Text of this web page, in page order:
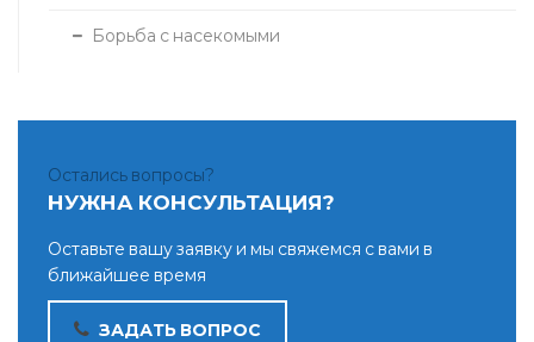
Борьба с насекомыми
Остались вопросы?
НУЖНА КОНСУЛЬТАЦИЯ?
Оставьте вашу заявку и мы свяжемся с вами в
ближайшее время
ЗАДАТЬ ВОПРОС